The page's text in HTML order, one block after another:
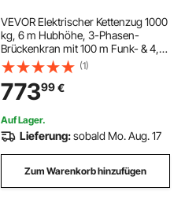
VEVOR Elektrischer Kettenzug 1000
kg, 6 m Hubhöhe, 3-Phasen-
Brückenkran mit 100 m Funk- & 4,5
m Kabelfernbedienung, G80-
Doppelkette, Elektrokettenzug für
Fabriken, Lagerhallen & Garagen
(1)
77399€
Auf Lager.
Lieferung:sobald Mo. Aug. 17
Zum Warenkorb hinzufügen